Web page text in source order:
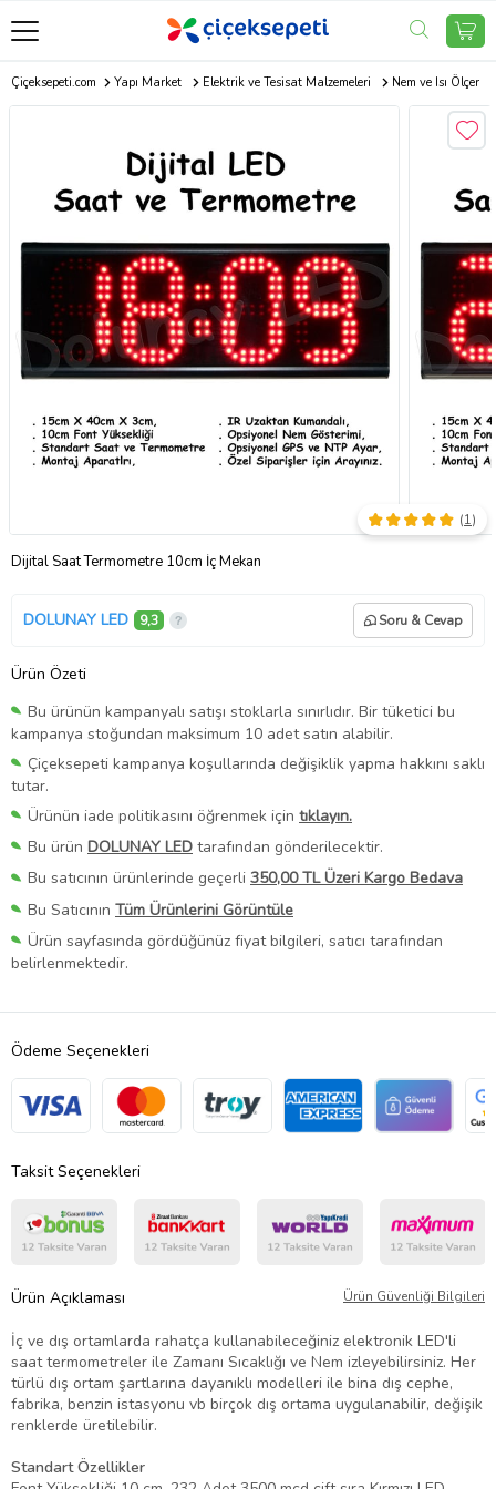
Çiçeksepeti.com Yapı Market Elektrik ve Tesisat Malzemeleri Nem ve Isı Ölçer
Dijital Saat Termometre 10cm İç Mekan
(1)
DOLUNAY LED 9,3 Soru & Cevap
Ürün Özeti
Bu ürünün kampanyalı satışı stoklarla sınırlıdır. Bir tüketici bu
kampanya stoğundan maksimum 10 adet satın alabilir.
Çiçeksepeti kampanya koşullarında değişiklik yapma hakkını saklı
tutar.
Ürünün iade politikasını öğrenmek için tıklayın.
Bu ürün DOLUNAY LED tarafından gönderilecektir.
Bu satıcının ürünlerinde geçerli 350,00 TL Üzeri Kargo Bedava
Bu Satıcının Tüm Ürünlerini Görüntüle
Ürün sayfasında gördüğünüz fiyat bilgileri, satıcı tarafından
belirlenmektedir.
Ödeme Seçenekleri
Taksit Seçenekleri
Ürün Açıklaması Ürün Güvenliği Bilgileri
İç ve dış ortamlarda rahatça kullanabileceğiniz elektronik LED'li
saat termometreler ile Zamanı Sıcaklığı ve Nem izleyebilirsiniz. Her
türlü dış ortam şartlarına dayanıklı modelleri ile bina dış cephe,
fabrika, benzin istasyonu vb birçok dış ortama uygulanabilir, değişik
renklerde üretilebilir.
Standart Özellikler